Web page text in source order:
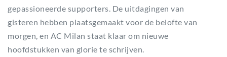
gepassioneerde supporters. De uitdagingen van
gisteren hebben plaatsgemaakt voor de belofte van
morgen, en AC Milan staat klaar om nieuwe
hoofdstukken van glorie te schrijven.